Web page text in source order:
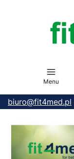
Menu
biuro@fit4med.pl